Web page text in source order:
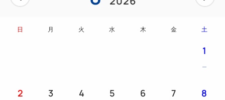
大阪を感じるたこ焼きをはじめ、
日 月 火 水 木 金 土
1
2 3 4 5 6 7 8